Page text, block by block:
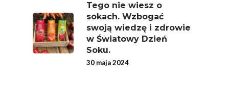
Tego nie wiesz o
sokach. Wzbogać
swoją wiedzę i zdrowie
w Światowy Dzień
Soku.
30 maja 2024